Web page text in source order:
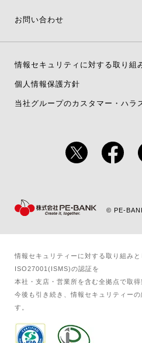
お問い合わせ
情報セキュリティに対する取り組
個人情報保護方針
当社グループのカスタマー・ハラ
© PE-
情報セキュリティーに対する取り組み
ISO27001(ISMS)の認証を​
本社・支店・営業所を含む全拠点で取得
今後も引き続き、情報セキュリティー
す。​